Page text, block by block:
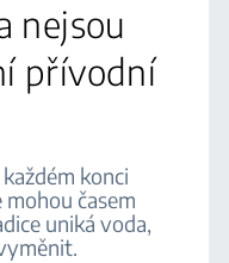
nejsou
přívodní
konci
časem
uniká voda,